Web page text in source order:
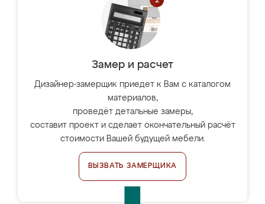
Замер и расчет
Дизайнер-замерщик приедет к Вам с каталогом
материалов,
проведёт детальные замеры,
составит проект и сделает окончательный расчёт
стоимости Вашей будущей мебели.
ВЫЗВАТЬ ЗАМЕРЩИКА